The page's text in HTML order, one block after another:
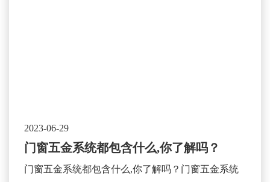
2023-06-29
门窗五金系统都包含什么,你了解吗？
门窗五金系统都包含什么,你了解吗？门窗五金系统